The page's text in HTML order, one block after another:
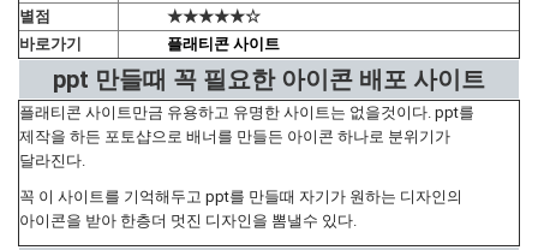
별점
★★★★★☆
바로가기
플래티콘 사이트
ppt 만들때 꼭 필요한 아이콘 배포 사이트
플래티콘 사이트만금 유용하고 유명한 사이트는 없을것이다. ppt를
제작을 하든 포토샵으로 배너를 만들든 아이콘 하나로 분위기가
달라진다.
꼭 이 사이트를 기억해두고 ppt를 만들때 자기가 원하는 디자인의
아이콘을 받아 한층더 멋진 디자인을 뽐낼수 있다.